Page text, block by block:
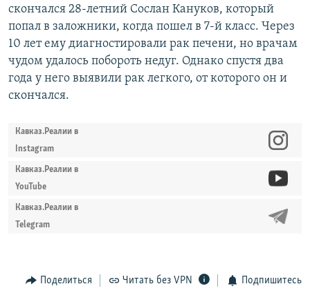
скончался 28-летний Сослан Кануков, который
попал в заложники, когда пошел в 7-й класс. Через
10 лет ему диагностировали рак печени, но врачам
чудом удалось побороть недуг. Однако спустя два
года у него выявили рак легкого, от которого он и
скончался.
Кавказ.Реалии в
Instagram
Кавказ.Реалии в
YouTube
Кавказ.Реалии в
Telegram
Поделиться Читать без VPN Подпишитесь